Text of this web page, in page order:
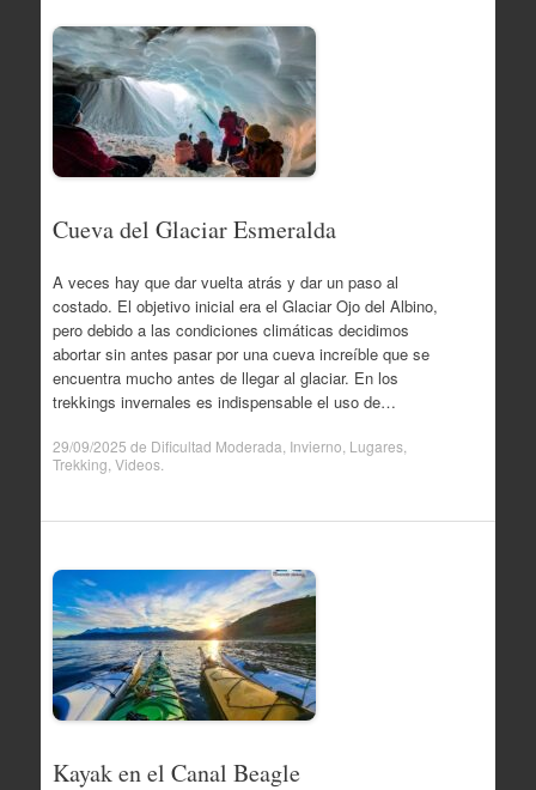
Cueva del Glaciar Esmeralda
A veces hay que dar vuelta atrás y dar un paso al
costado. El objetivo inicial era el Glaciar Ojo del Albino,
pero debido a las condiciones climáticas decidimos
abortar sin antes pasar por una cueva increíble que se
encuentra mucho antes de llegar al glaciar. En los
trekkings invernales es indispensable el uso de…
29/09/2025 de Dificultad Moderada Invierno Lugares,
Trekking Videos.
Kayak en el Canal Beagle